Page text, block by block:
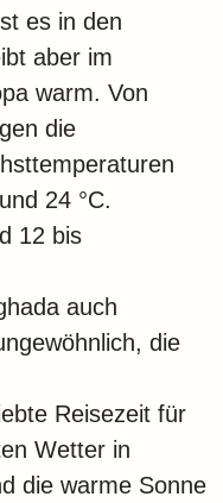
es in den
aber im
warm. Von
die
24 °C.
12 bis
auch
die
Reisezeit für
Wetter in
die warme Sonne